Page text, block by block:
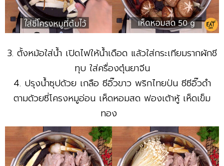
3. ตั้งหม้อใส่น้ำ เปิดไฟให้น้ำเดือด แล้วใส่กระเทียมรากผักชี
ทุบ ใส่ครื่องตุ๋นยาจีน
4. ปรุงน้ำซุปด้วย เกลือ ซีอิ๊วขาว พริกไทยป่น ซีซีอิ๊วดำ
ตามด้วยซี่โครงหมูอ่อน เห็ดหอมสด ฟองเต้าหู้ เห็ดเข็ม
ทอง